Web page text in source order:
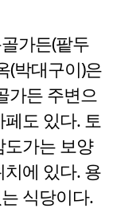
가든(팥두
(박대구이)은
가든 주변으
도 있다. 토
도가는 보양
에 있다. 용
식당이다.